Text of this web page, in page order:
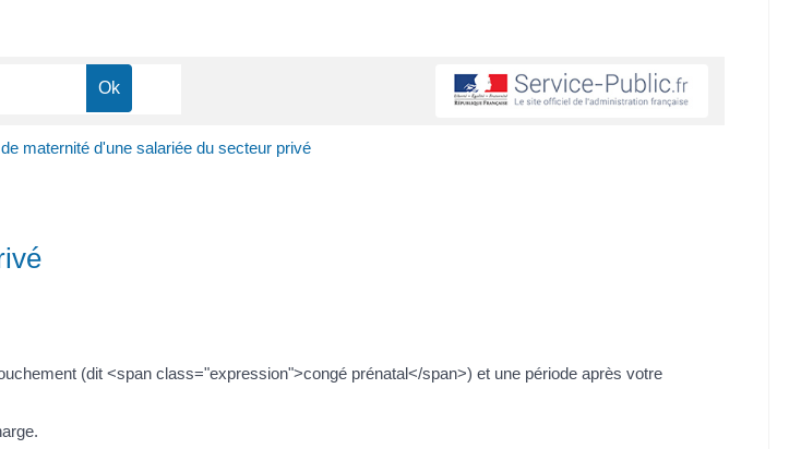
maternité d'une salariée du secteur privé
(dit <span class="expression">congé prénatal</span>) et une période après votre